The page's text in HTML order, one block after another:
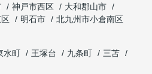
神戸市西区
大和郡山市
明石市
北九州市小倉南区
水町 王塚台 九条町
三苫